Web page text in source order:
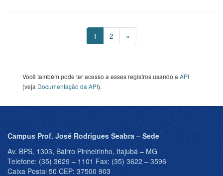
1 2 »
Você também pode ter acesso a esses registros usando a API
(veja Documentação da API).
Campus Prof. José Rodrigues Seabra – Sede
Av. BPS, 1303, Bairro Pinheirinho, Itajubá – MG
Telefone: (35) 3629 – 1101 Fax: (35) 3622 – 3596
Caixa Postal 50 CEP: 37500 903